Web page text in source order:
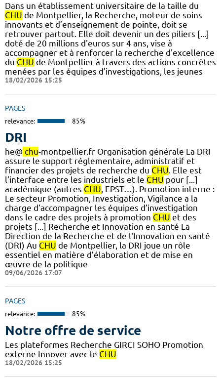
Dans un établissement universitaire de la taille du
CHU de Montpellier, la Recherche, moteur de soins
innovants et d’enseignement de pointe, doit se
retrouver partout. Elle doit devenir un des piliers [...]
doté de 20 millions d'euros sur 4 ans, vise à
accompagner et à renforcer la recherche d'excellence
du CHU de Montpellier à travers des actions concrètes
menées par les équipes d'investigations, les jeunes
18/02/2026 15:25
PAGES
relevance: 85%
DRI
he@ chu-montpellier.fr Organisation générale La DRI
assure le support réglementaire, administratif et
financier des projets de recherche du CHU. Elle est
l’interface entre les industriels et le CHU pour [...]
académique (autres CHU, EPST…). Promotion interne :
Le secteur Promotion, Investigation, Vigilance a la
charge d’accompagner les équipes d’investigation
dans le cadre des projets à promotion CHU et des
projets [...] Recherche et Innovation en santé La
Direction de la Recherche et de l'Innovation en santé
(DRI) Au CHU de Montpellier, la DRI joue un rôle
essentiel en matière d’élaboration et de mise en
œuvre de la politique
09/06/2026 17:07
PAGES
relevance: 85%
Notre offre de service
Les plateformes Recherche GIRCI SOHO Promotion
externe Innover avec le CHU
18/02/2026 15:25